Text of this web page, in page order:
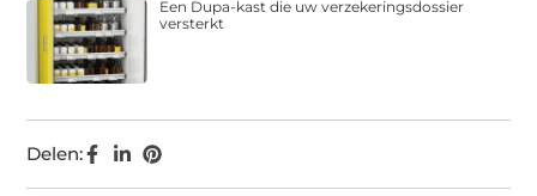
Delen:
Een Dupa-kast die uw verzekeringsdossier
versterkt